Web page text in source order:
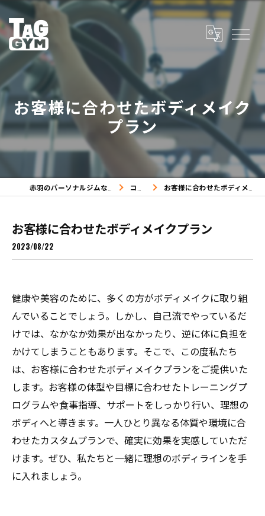
お客様に合わせたボディメイク
プラン
コラム お客様に合わせたボディメイクプラン
お客様に合わせたボディメイクプラン
2023/08/22
健康や美容のために、多くの方がボディメイクに取り組
んでいることでしょう。しかし、自己流でやっているだ
けでは、なかなか効果が出なかったり、逆に体に負担を
かけてしまうこともあります。そこで、この度私たち
は、お客様に合わせたボディメイクプランをご提供いた
します。お客様の体型や目標に合わせたトレーニングプ
ログラムや食事指導、サポートをしっかり行い、理想の
ボディへと導きます。一人ひとり異なる体質や環境に合
わせたカスタムプランで、確実に効果を実感していただ
けます。ぜひ、私たちと一緒に理想のボディラインを手
に入れましょう。